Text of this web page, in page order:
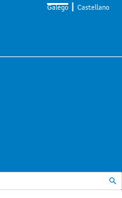
Galego Castellano